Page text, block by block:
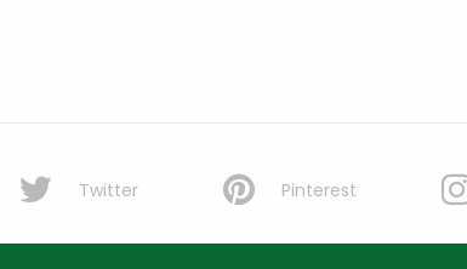
Twitter Pinterest